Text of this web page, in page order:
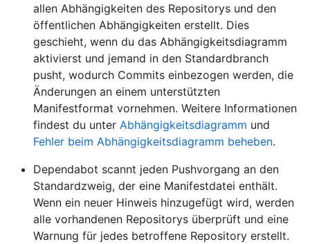
allen Abhängigkeiten des Repositorys und den
öffentlichen Abhängigkeiten erstellt. Dies
geschieht, wenn du das Abhängigkeitsdiagramm
aktivierst und jemand in den Standardbranch
pusht, wodurch Commits einbezogen werden, die
Änderungen an einem unterstützten
Manifestformat vornehmen. Weitere Informationen
findest du unter Abhängigkeitsdiagramm und
Fehler beim Abhängigkeitsdiagramm beheben.
Dependabot scannt jeden Pushvorgang an den
Standardzweig, der eine Manifestdatei enthält.
Wenn ein neuer Hinweis hinzugefügt wird, werden
alle vorhandenen Repositorys überprüft und eine
Warnung für jedes betroffene Repository erstellt.